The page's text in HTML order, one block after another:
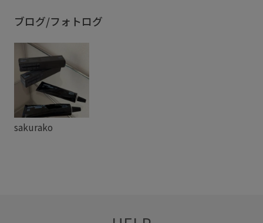
ブログ/フォトログ
sakurako